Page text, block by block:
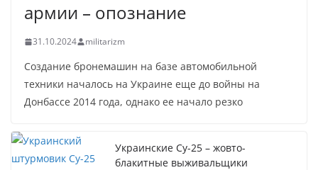
армии – опознание
31.10.2024 militarizm
Создание бронемашин на базе автомобильной
техники началось на Украине еще до войны на
Донбассе 2014 года, однако ее начало резко
Украинские Су-25 – жовто-
блакитные выживальщики